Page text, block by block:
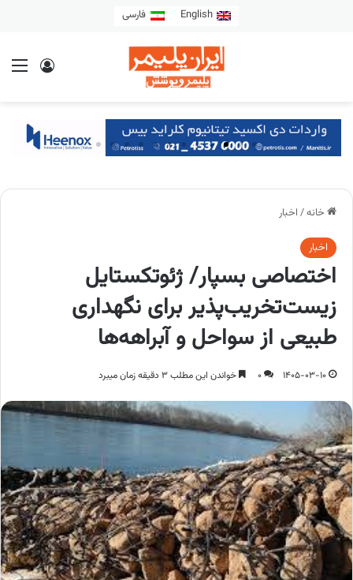
English فارسی
خانه/ اخبار
اخبار
اختصاصی بسپار/ ژئوتکستایل
زیست‌تخریب‌پذیر برای نگهداری
طبیعی از سواحل و آبراهه‌ها
1405-03-10
0 خواندن این مطلب 3 دقیقه زمان میبرد